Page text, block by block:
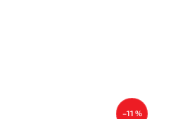
–11 %